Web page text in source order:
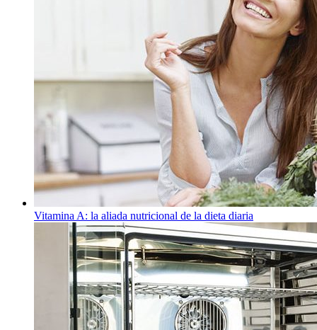
Vitamina A: la aliada nutricional de la dieta diaria